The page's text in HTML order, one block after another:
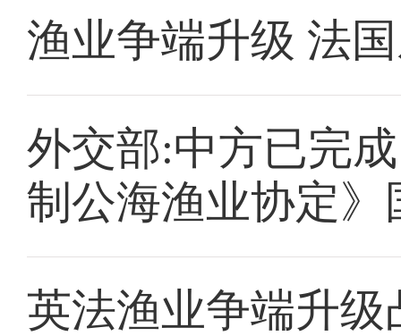
渔业争端升级 法
外交部:中方已完
制公海渔业协定》
英法渔业争端升级